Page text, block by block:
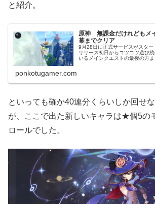
と紹介。
原神 無課金だけれどもメ
幕までクリア
9月28日に正式サービスがスター
リリース初日からコツコツ遊び
いるメインクエストの最後の方ま
ponkotugamer.com
といっても確か40連分くらいしか回せ
が、ここで出た新しいキャラは★個5の
ロールでした。